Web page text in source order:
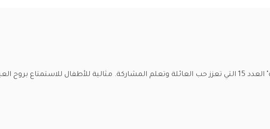
استمتعوا مع أطفالكم بقصص مجلة "توتة" العدد 15 التي تعزز حب العائلة وتعلم المشاركة. مثالية للأطفال